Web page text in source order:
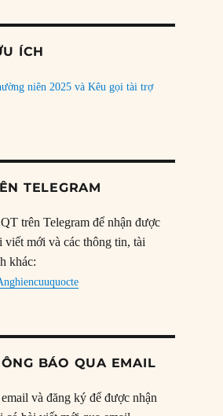
ÍCH
niên 2025 và Kêu gọi tài trợ
TELEGRAM
trên Telegram để nhận được
viết mới và các thông tin, tài
khác:
BÁO QUA EMAIL
và đăng ký để được nhận